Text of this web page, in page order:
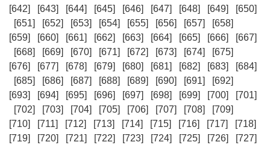
[642]
[643] [644] [645] [646] [647] [648] [649]
[650]
[651]
[652] [653] [654] [655] [656] [657]
[658]
[659]
[660] [661] [662] [663] [664] [665] [666]
[667]
[668]
[669] [670] [671] [672] [673] [674]
[675]
[676]
[677] [678] [679] [680] [681] [682] [683]
[684]
[685]
[686] [687] [688] [689] [690] [691]
[692]
[693]
[694] [695] [696] [697] [698] [699] [700]
[701]
[702]
[703] [704] [705] [706] [707] [708]
[709]
[710]
[711] [712] [713] [714] [715] [716] [717]
[718]
[719]
[720] [721] [722] [723] [724] [725] [726]
[727]